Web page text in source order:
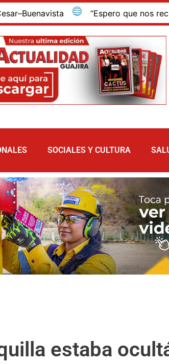
“Espero que nos recuerden siempre”:
SOCIALES Y CULTURA
estaba